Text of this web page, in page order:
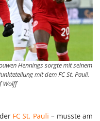
Hennings sorgte mit seinem
mit dem FC St. Pauli.
Wolff
FC St. Pauli – musste am